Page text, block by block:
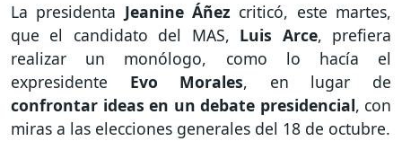
La presidenta Jeanine Áñez criticó, este martes,
que el candidato del MAS, Luis Arce, prefiera
realizar un monólogo, como lo hacía el
expresidente Evo Morales, en lugar de
confrontar ideas en un debate presidencial, con
miras a las elecciones generales del 18 de octubre.